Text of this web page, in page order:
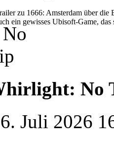
zu 1666: Amsterdam über die
ein gewisses Ubisoft-Game,
No
Juli 2026